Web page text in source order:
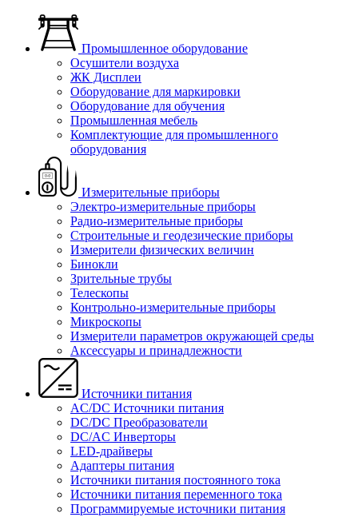
Промышленное оборудование
Осушители воздуха
ЖК Дисплеи
Оборудование для маркировки
Оборудование для обучения
Промышленная мебель
Комплектующие для промышленного
оборудования
Измерительные приборы
Электро-измерительные приборы
Радио-измерительные приборы
Строительные и геодезические приборы
Измерители физических величин
Бинокли
Зрительные трубы
Телескопы
Контрольно-измерительные приборы
Микроскопы
Измерители параметров окружающей среды
Аксессуары и принадлежности
Источники питания
AC/DC Источники питания
DC/DC Преобразователи
DC/AC Инверторы
LED-драйверы
Адаптеры питания
Источники питания постоянного тока
Источники питания переменного тока
Программируемые источники питания